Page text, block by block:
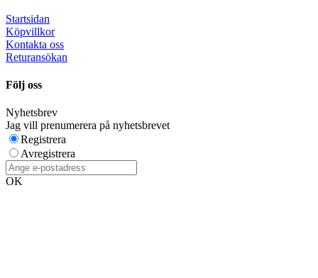
Startsidan
Köpvillkor
Kontakta oss
Returansökan
Följ oss
Nyhetsbrev
Jag vill prenumerera på nyhetsbrevet
Registrera
Avregistrera
OK